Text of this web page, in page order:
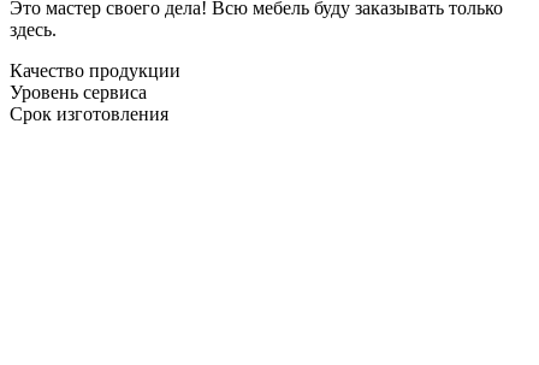
Это мастер своего дела! Всю мебель буду заказывать только
здесь.
Качество продукции
Уровень сервиса
Срок изготовления